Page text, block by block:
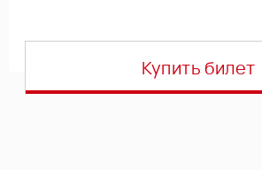
Купить билет